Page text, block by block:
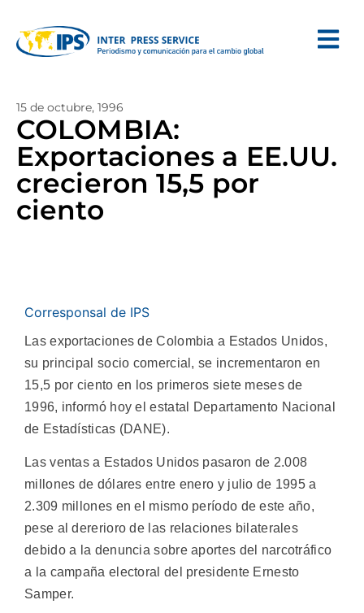
15 de octubre, 1996
COLOMBIA:
Exportaciones a EE.UU.
crecieron 15,5 por
ciento
Corresponsal de IPS
Las exportaciones de Colombia a Estados Unidos,
su principal socio comercial, se incrementaron en
15,5 por ciento en los primeros siete meses de
1996, informó hoy el estatal Departamento Nacional
de Estadísticas (DANE).
Las ventas a Estados Unidos pasaron de 2.008
millones de dólares entre enero y julio de 1995 a
2.309 millones en el mismo período de este año,
pese al dererioro de las relaciones bilaterales
debido a la denuncia sobre aportes del narcotráfico
a la campaña electoral del presidente Ernesto
Samper.